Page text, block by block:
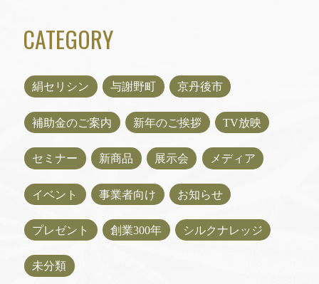
CATEGORY
絹セリシン 与謝野町 京丹後市
補助金のご案内 新年のご挨拶 TV放映
セミナー 新商品 展示会 メディア
イベント 事業者向け お知らせ
プレゼント 創業300年 シルクナレッジ
未分類